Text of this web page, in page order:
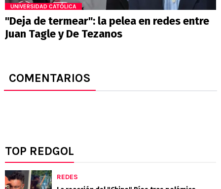
UNIVERSIDAD CATÓLICA
"Deja de termear": la pelea en redes entre
Juan Tagle y De Tezanos
COMENTARIOS
TOP REDGOL
REDES